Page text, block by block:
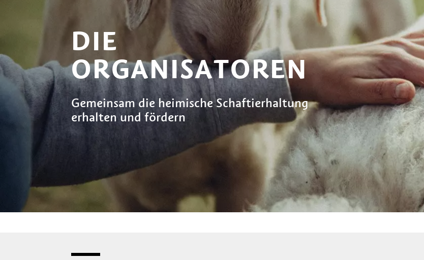
DIE
ORGANISATOREN
Gemeinsam die heimische Schaftierhaltung
erhalten und fördern